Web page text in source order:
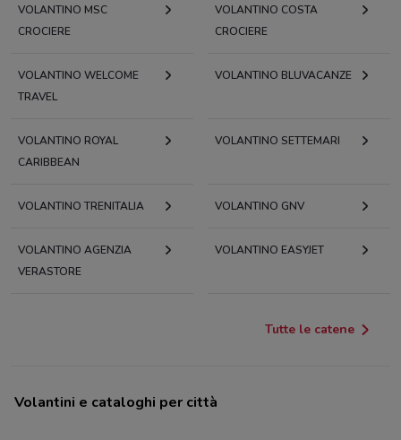
VOLANTINO MSC
CROCIERE
VOLANTINO COSTA
CROCIERE
VOLANTINO WELCOME
TRAVEL
VOLANTINO BLUVACANZE
VOLANTINO ROYAL
CARIBBEAN
VOLANTINO SETTEMARI
VOLANTINO TRENITALIA VOLANTINO GNV
VOLANTINO AGENZIA
VERASTORE
VOLANTINO EASYJET
Tutte le catene
Volantini e cataloghi per città